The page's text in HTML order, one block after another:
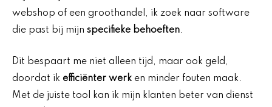
webshop of een groothandel, ik zoek naar software
die past bij mijn specifieke behoeften.
Dit bespaart me niet alleen tijd, maar ook geld,
doordat ik efficiënter werk en minder fouten maak.
Met de juiste tool kan ik mijn klanten beter van dienst